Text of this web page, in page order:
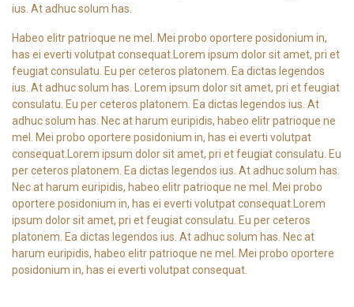
ius. At adhuc solum has.
Habeo elitr patrioque ne mel. Mei probo oportere posidonium in,
has ei everti volutpat consequat.Lorem ipsum dolor sit amet, pri et
feugiat consulatu. Eu per ceteros platonem. Ea dictas legendos
ius. At adhuc solum has. Lorem ipsum dolor sit amet, pri et feugiat
consulatu. Eu per ceteros platonem. Ea dictas legendos ius. At
adhuc solum has. Nec at harum euripidis, habeo elitr patrioque ne
mel. Mei probo oportere posidonium in, has ei everti volutpat
consequat.Lorem ipsum dolor sit amet, pri et feugiat consulatu. Eu
per ceteros platonem. Ea dictas legendos ius. At adhuc solum has.
Nec at harum euripidis, habeo elitr patrioque ne mel. Mei probo
oportere posidonium in, has ei everti volutpat consequat.Lorem
ipsum dolor sit amet, pri et feugiat consulatu. Eu per ceteros
platonem. Ea dictas legendos ius. At adhuc solum has. Nec at
harum euripidis, habeo elitr patrioque ne mel. Mei probo oportere
posidonium in, has ei everti volutpat consequat.